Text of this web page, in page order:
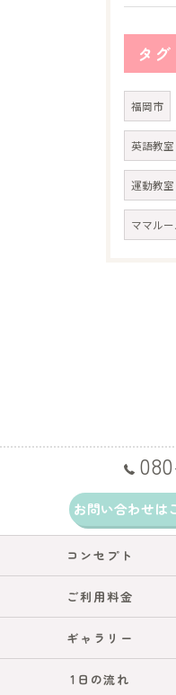
タグ
福岡市
英語教室
運動教室
ママル
お問い合わせは
コンセプト
ご利用料金
ギャラリー
1日の流れ